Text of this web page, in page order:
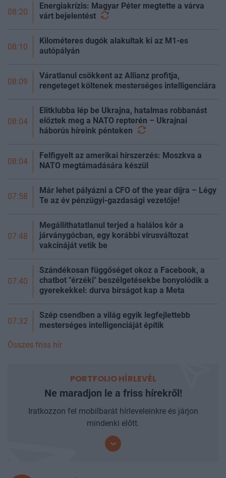
08:20
Energiakrízis: Magyar Péter megtette a várva
várt bejelentést
08:10
Kilométeres dugók alakultak ki az M1-es
autópályán
08:09
Váratlanul csökkent az Allianz profitja,
rengeteget költenek mesterséges intelligenciára
08:04
Elitklubba lép be Ukrajna, hatalmas robbanást
előztek meg a NATO repterén – Ukrajnai
háborús híreink pénteken
08:04
Felfigyelt az amerikai hírszerzés: Moszkva a
NATO megtámadására készül
07:58
Már lehet pályázni a CFO of the year díjra – Légy
Te az év pénzügyi-gazdasági vezetője!
07:48
Megállíthatatlanul terjed a halálos kór a
járványgócban, egy korábbi vírusváltozat
vakcináját vetik be
07:40
Szándékosan függőséget okoz a Facebook, a
chatbot "érzéki" beszélgetésekbe bonyolódik a
gyerekekkel: durva bírságot kap a Meta
07:32
Szép csendben a világ egyik legfejlettebb
mesterséges intelligenciáját építik
Összes friss hír
PORTFOLIO HÍRLEVÉL
Ne maradjon le a friss hírekről!
Iratkozzon fel mobilbarát hírleveleinkre és járjon
mindenki előtt.